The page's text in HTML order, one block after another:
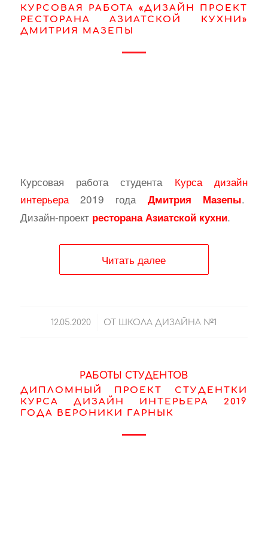
КУРСОВАЯ РАБОТА «ДИЗАЙН ПРОЕКТ
РЕСТОРАНА АЗИАТСКОЙ КУХНИ»
ДМИТРИЯ МАЗЕПЫ
Курсовая работа студента Курса дизайн
интерьера2019 года Дмитрия Мазепы.
Дизайн-проект ресторана Азиатской кухни.
Читать далее
12.05.2020
/ ОТ ШКОЛА ДИЗАЙНА №1
РАБОТЫ СТУДЕНТОВ
ДИПЛОМНЫЙ ПРОЕКТ СТУДЕНТКИ
КУРСА ДИЗАЙН ИНТЕРЬЕРА 2019
ГОДА ВЕРОНИКИ ГАРНЫК